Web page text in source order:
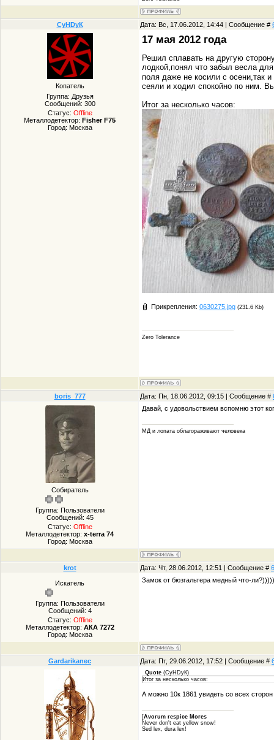
СуHDуК Дата: Вс, 17.06.2012, 14:44 | Сообщение #
Копатель
Группа: Друзья
Сообщений: 300
Статус: Offline
Металлодетектор: Fisher F75
Город: Москва
17 мая 2012 года
Решил сплавать на другую
лодкой,понял что забыл весла
поля даже не косили с осени,так
сеяли и ходил спокойно по ним.
Итог за несколько часов:
Прикрепления: 0630275.jpg (231.6 Kb)
Zero Tolerance
boris_777 Дата: Пн, 18.06.2012, 09:15 | Сообщение #
Собиратель
Группа: Пользователи
Сообщений: 45
Статус: Offline
Металлодетектор: x-terra 74
Город: Москва
Давай, с удовольствием вспомню этот
МД и лопата облагораживают человека
krot Дата: Чт, 28.06.2012, 12:51 | Сообщение #
Искатель
Группа: Пользователи
Сообщений: 4
Статус: Offline
Металлодетектор: АКА 7272
Город: Москва
Замок от бюзгальтера медный что-
Gardarikanec Дата: Пт, 29.06.2012, 17:52 | Сообщение #
Quote (СуHDуК)
Итог за несколько часов:
А можно 10к 1861 увидеть со всех сторон
[Avorum respice Mores
Never don't eat yellow snow!
Sed lex, dura lex!